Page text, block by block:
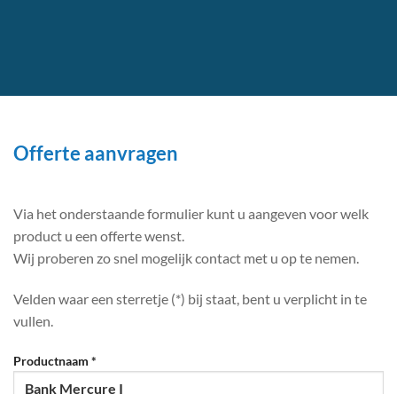
Offerte aanvragen
Via het onderstaande formulier kunt u aangeven voor welk
product u een offerte wenst.
Wij proberen zo snel mogelijk contact met u op te nemen.
Velden waar een sterretje (*) bij staat, bent u verplicht in te
vullen.
Productnaam *